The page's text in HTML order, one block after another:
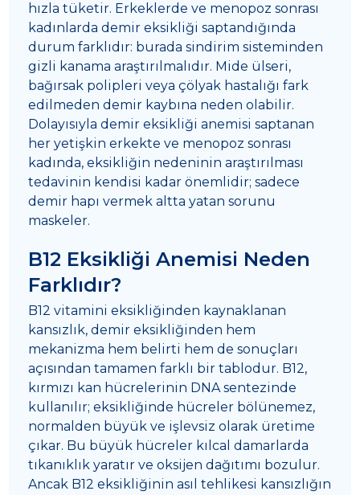
hızla tüketir. Erkeklerde ve menopoz sonrası
kadınlarda demir eksikliği saptandığında
durum farklıdır: burada sindirim sisteminden
gizli kanama araştırılmalıdır. Mide ülseri,
bağırsak polipleri veya çölyak hastalığı fark
edilmeden demir kaybına neden olabilir.
Dolayısıyla demir eksikliği anemisi saptanan
her yetişkin erkekte ve menopoz sonrası
kadında, eksikliğin nedeninin araştırılması
tedavinin kendisi kadar önemlidir; sadece
demir hapı vermek altta yatan sorunu
maskeler.
B12 Eksikliği Anemisi Neden
Farklıdır?
B12 vitamini eksikliğinden kaynaklanan
kansızlık, demir eksikliğinden hem
mekanizma hem belirti hem de sonuçları
açısından tamamen farklı bir tablodur. B12,
kırmızı kan hücrelerinin DNA sentezinde
kullanılır; eksikliğinde hücreler bölünemez,
normalden büyük ve işlevsiz olarak üretime
çıkar. Bu büyük hücreler kılcal damarlarda
tıkanıklık yaratır ve oksijen dağıtımı bozulur.
Ancak B12 eksikliğinin asıl tehlikesi kansızlığın